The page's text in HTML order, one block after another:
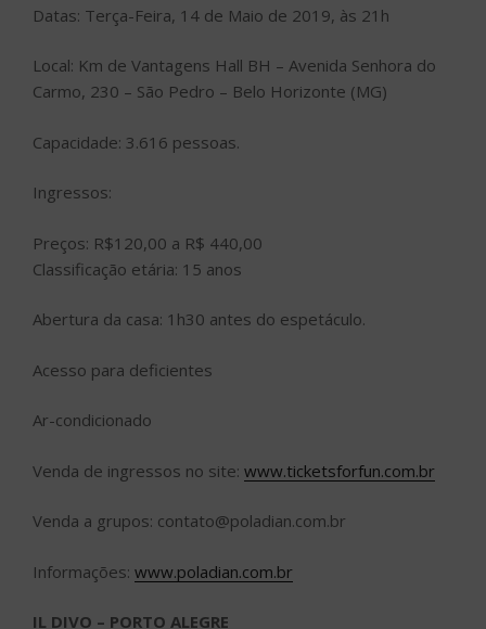
Datas: Terça-Feira, 14 de Maio de 2019, às 21h
Local: Km de Vantagens Hall BH – Avenida Senhora do
Carmo, 230 – São Pedro – Belo Horizonte (MG)
Capacidade: 3.616 pessoas.
Ingressos:
Preços: R$120,00 a R$ 440,00
Classificação etária: 15 anos
Abertura da casa: 1h30 antes do espetáculo.
Acesso para deficientes
Ar-condicionado
Venda de ingressos no site: www.ticketsforfun.com.br
Venda a grupos: contato@poladian.com.br
Informações: www.poladian.com.br
IL DIVO – PORTO ALEGRE